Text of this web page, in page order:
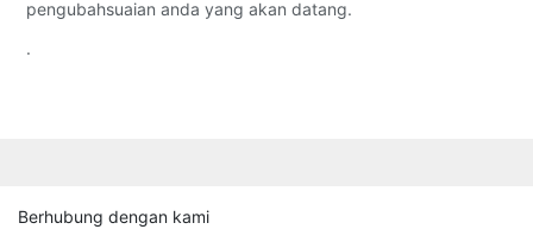
pengubahsuaian anda yang akan datang.
.
Berhubung dengan kami